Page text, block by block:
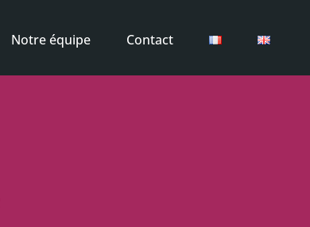
Notre équipe Contact